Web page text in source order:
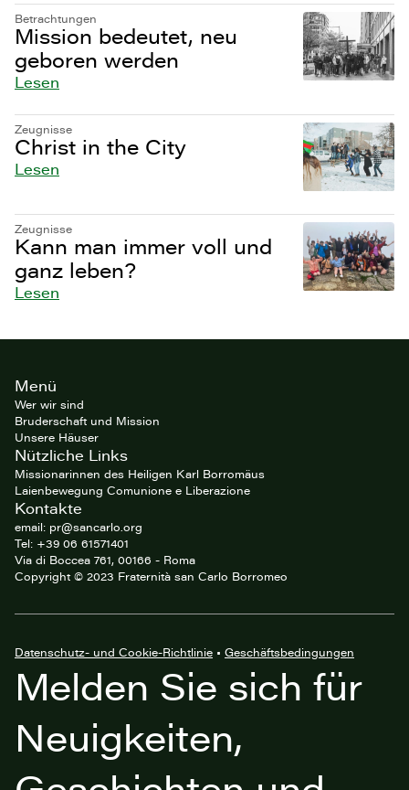
Betrachtungen
Mission bedeutet, neu
geboren werden
Lesen
Zeugnisse
Christ in the City
Lesen
Zeugnisse
Kann man immer voll und
ganz leben?
Lesen
Site
footerMenü
Wer wir sind
Bruderschaft und Mission
Unsere Häuser
Nützliche Links
Missionarinnen des Heiligen Karl Borromäus
Laienbewegung Comunione e Liberazione
Kontakte
email: pr@sancarlo.org
Tel: +39 06 61571401
Via di Boccea 761, 00166 - Roma
Copyright © 2023 Fraternità san Carlo Borromeo
Datenschutz- und Cookie-Richtlinie • Geschäftsbedingungen
Melden Sie sich für
Neuigkeiten,